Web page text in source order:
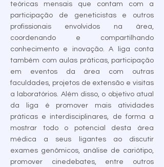
teóricas mensais que contam com a
participação de geneticistas e outros
profissionais envolvidos na área,
coordenando e compartilhando
conhecimento e inovação. A liga conta
também com aulas práticas, participação
em eventos da área com outras
faculdades, projetos de extensão e visitas
a laboratórios. Além disso, o objetivo atual
da liga é promover mais atividades
práticas e interdisciplinares, de forma a
mostrar todo o potencial desta área
médica a seus ligantes ao discutir
exames genômicos, análise de cariótipo,
promover cinedebates, entre outros